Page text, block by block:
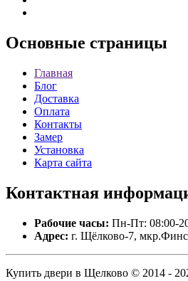
Основные страницы
Главная
Блог
Доставка
Оплата
Контакты
Замер
Установка
Карта сайта
Контактная
Рабочие часы: Пн-Пт: 08:00-
Адрес: г. Щёлково-7,
Купить двери в Щелково © 2014 -